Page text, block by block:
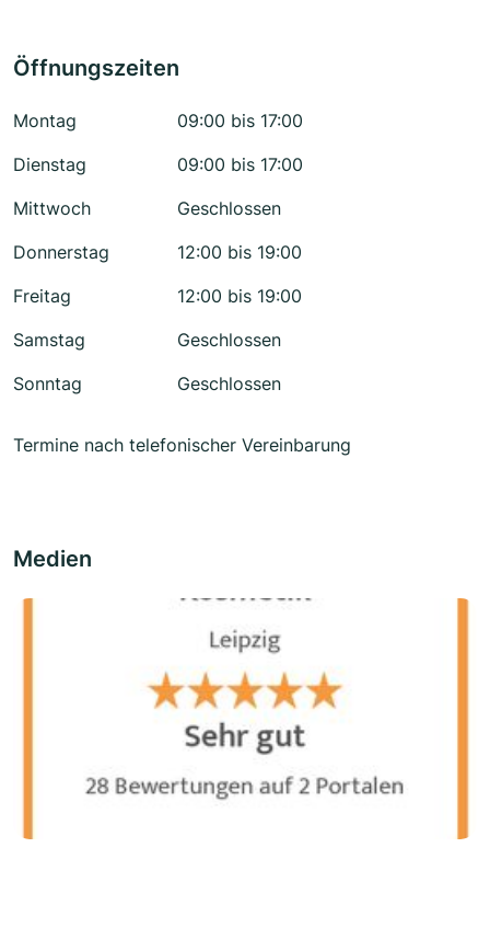
Öffnungszeiten
Montag
09:00 bis 17:00
Dienstag
09:00 bis 17:00
Mittwoch
Geschlossen
Donnerstag
12:00 bis 19:00
Freitag
12:00 bis 19:00
Samstag
Geschlossen
Sonntag
Geschlossen
Termine nach telefonischer Vereinbarung
Medien